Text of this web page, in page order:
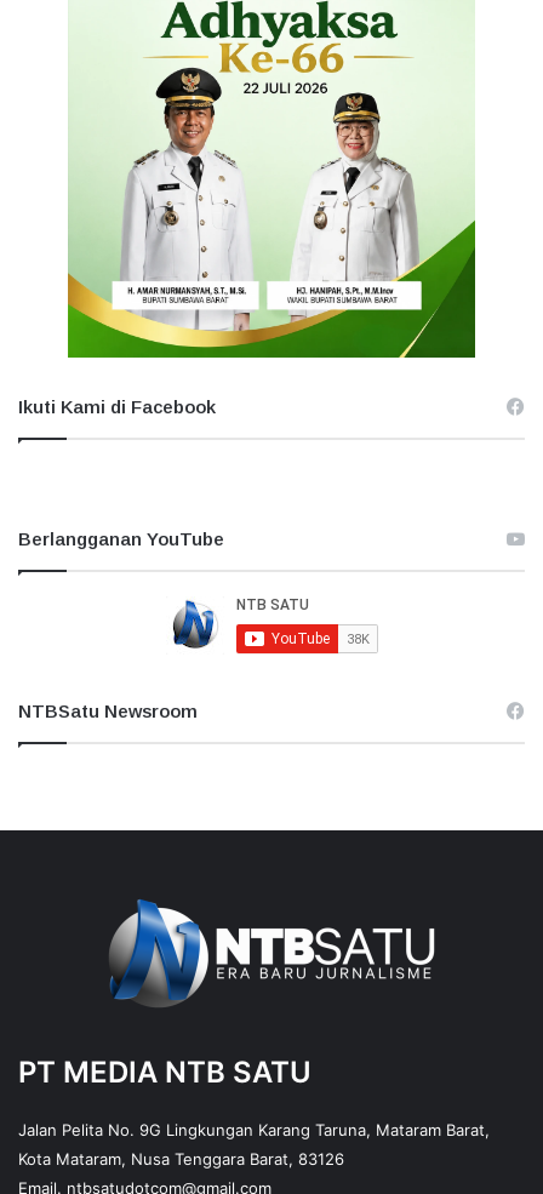
Ikuti Kami di Facebook
Berlangganan YouTube
NTBSatu Newsroom
PT MEDIA NTB SATU
Jalan Pelita No. 9G Lingkungan Karang Taruna, Mataram Barat,
Kota Mataram, Nusa Tenggara Barat, 83126
Email. ntbsatudotcom@gmail.com